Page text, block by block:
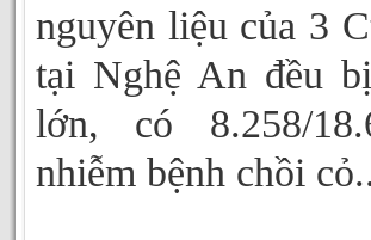
nguyên liệu của 3
tại Nghệ An đều
lớn, có 8.258/
nhiễm bệnh chồi